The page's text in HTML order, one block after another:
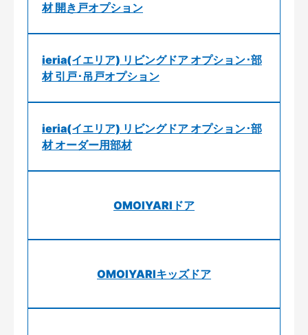
材 開き戸オプション
ieria(イエリア) リビングドア オプション･部
材 引戸･吊戸オプション
ieria(イエリア) リビングドア オプション･部
材 オーダー用部材
OMOIYARIドア
OMOIYARIキッズドア